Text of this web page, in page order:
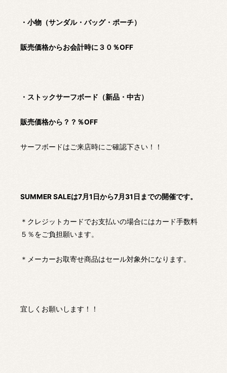
・小物（サンダル・バッグ・ポーチ）
販売価格からお会計時に３０％OFF
・ストックサーフボード（新品・中古）
販売価格から？？％OFF
サーフボードはご来店時にご確認下さい！！
SUMMER SALEは7月1日から7月31日までの開催です。
＊クレジットカードでお支払いの場合にはカード手数料
５％をご負担願います。
＊メーカーお取寄せ商品はセール対象外になります。
宜しくお願いします！！